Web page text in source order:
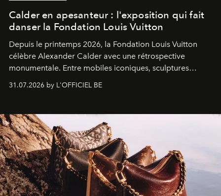
Calder en apesanteur : l'exposition qui fait
danser la Fondation Louis Vuitton
Depuis le printemps 2026, la Fondation Louis Vuitton
célèbre Alexander Calder avec une rétrospective
monumentale. Entre mobiles iconiques, sculptures
monumentales et poésie du mouvement, l'artiste
américain investit les espaces imaginés par Frank Gehry
sculpture.
31.07.2026 by L'OFFICIEL BE